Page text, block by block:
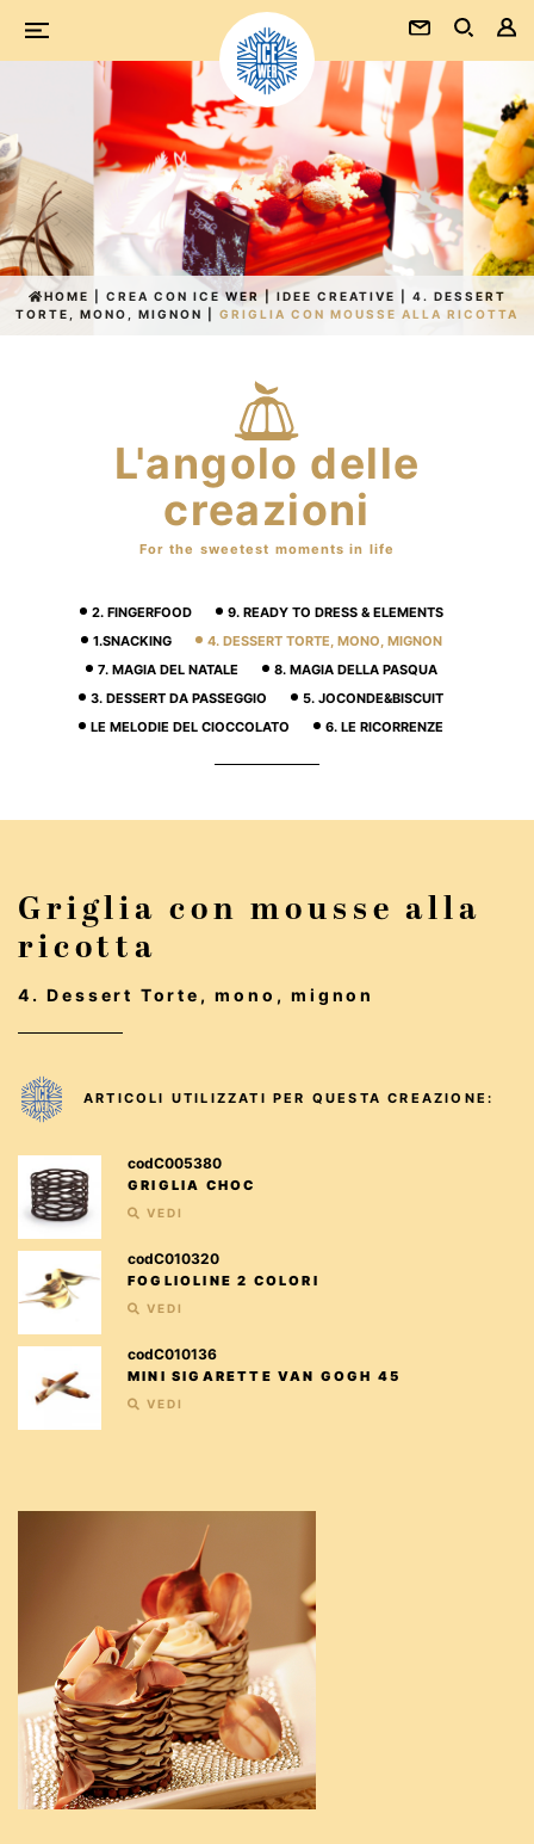
HOME CREA CON ICE WER | IDEE CREATIVE
4. DESSERT
TORTE, MONO, MIGNON
GRIGLIA CON MOUSSE ALLA RICOTTA
L'angolo delle
creazioni
For the sweetest moments in life
2. FINGERFOOD
9. READY TO DRESS & ELEMENTS
1.SNACKING
4. DESSERT TORTE, MONO, MIGNON
7. MAGIA DEL NATALE
8. MAGIA DELLA PASQUA
3. DESSERT DA PASSEGGIO
5. JOCONDE&BISCUIT
LE MELODIE DEL CIOCCOLATO
6. LE RICORRENZE
Griglia con mousse alla
ricotta
4. Dessert Torte, mono, mignon
ARTICOLI UTILIZZATI PER QUESTA CREAZIONE:
codC005380
GRIGLIA CHOC
VEDI
codC010320
FOGLIOLINE 2 COLORI
VEDI
codC010136
MINI SIGARETTE VAN GOGH 45
VEDI